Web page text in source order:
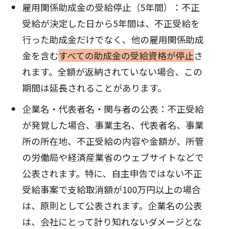
雇用関係助成金の受給停止（5年間）：不正
受給が決定した日から5年間は、不正受給を
行った助成金だけでなく、他の雇用関係助成
金を含むすべての助成金の受給資格が停止さ
れます。全額が返納されていない場合、この
期間は延長されることがあります。
企業名・代表者名・関与者の公表：不正受給
が発覚した場合、事業主名、代表者名、事業
所の所在地、不正受給の内容や金額が、所管
の労働局や経済産業省のウェブサイトなどで
公表されます。特に、自主申告ではない不正
受給事案で支給取消額が100万円以上の場合
は、原則として公表されます。企業名の公表
は、会社にとって計り知れないダメージとな